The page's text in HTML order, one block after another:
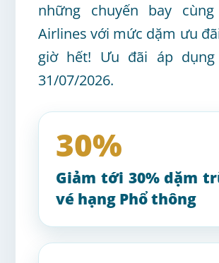
những chuyến bay cùng
Airlines với mức dặm ưu
giờ hết! Ưu đãi áp
31/07/2026.
30%
Giảm tới 30% dặm
vé hạng Phổ thông